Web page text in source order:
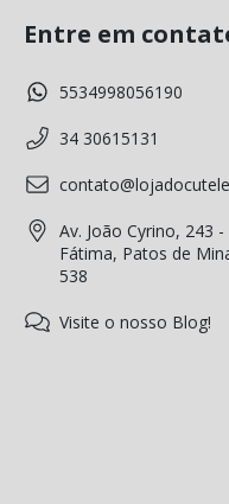
Entre em
5534998056190
34 30615131
Av. João Cyrino, 243
Fátima, Patos de
538
Visite o nosso Blog!